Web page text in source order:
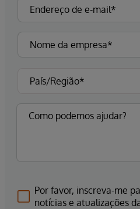
Por favor, inscreva-me
notícias e atualizações